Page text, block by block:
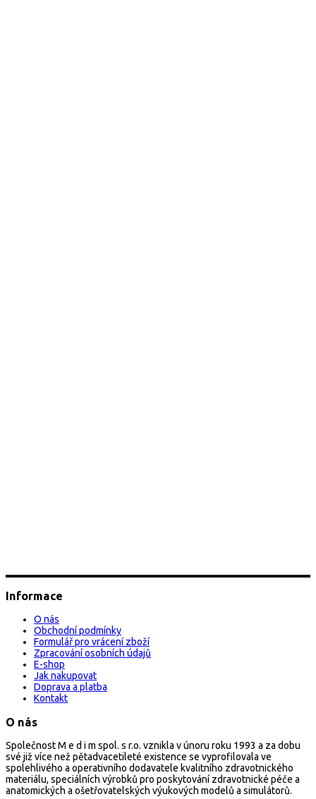
Informace
O nás
Obchodní podmínky
Formulář pro vrácení zboží
Zpracování osobních údajů
E-shop
Jak nakupovat
Doprava a platba
Kontakt
O nás
Společnost M e d i m spol. s r.o. vznikla v únoru roku 1993 a za dobu
své již více než pětadvacetileté existence se vyprofilovala ve
spolehlivého a operativního dodavatele kvalitního zdravotnického
materiálu, speciálních výrobků pro poskytování zdravotnické péče a
anatomických a ošetřovatelských výukových modelů a simulátorů.